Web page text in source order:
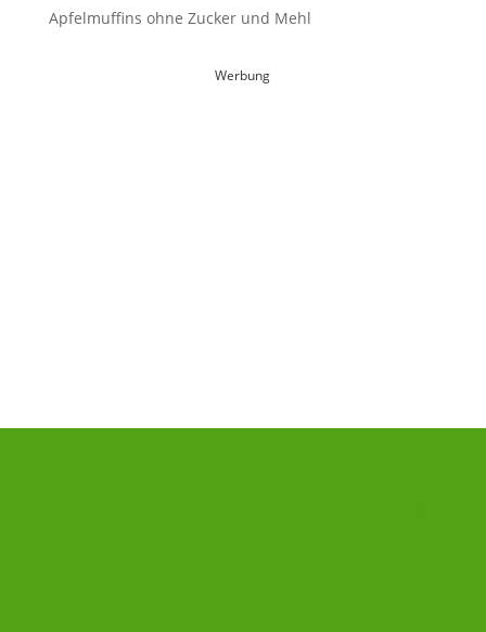
Apfelmuffins ohne Zucker und Mehl
Werbung